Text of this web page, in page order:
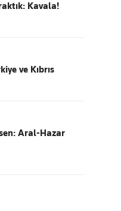
Kavala!
ve Kıbrıs
Aral-Hazar